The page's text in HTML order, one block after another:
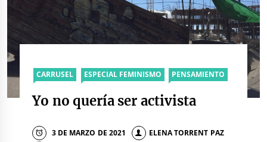
CARRUSEL ESPECIAL FEMINISMO PENSAMIENTO
Yo no quería ser activista
3 DE MARZO DE 2021
ELENA TORRENT PAZ